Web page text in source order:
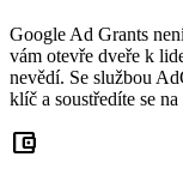
Google Ad Grants
vám otevře dveře k
nevědí. Se službou
klíč a soustředíte se
account_balance_wallet